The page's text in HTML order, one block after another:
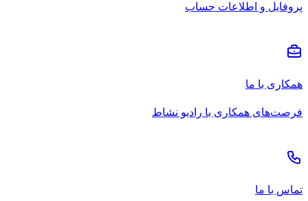
پروفایل و اطلاعات حساب
همکاری با ما
فرصت‌های همکاری با رادیو نشاط
تماس با ما